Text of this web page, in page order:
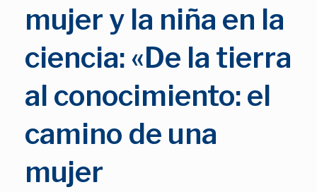
mujer y la niña en la
ciencia: «De la tierra
al conocimiento: el
camino de una
mujer